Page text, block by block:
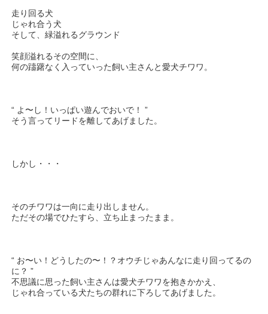
走り回る犬
じゃれ合う犬
そして、緑溢れるグラウンド
笑顔溢れるその空間に、
何の躊躇なく入っていった飼い主さんと愛犬チワワ。
“ よ〜し！いっぱい遊んでおいで！ ”
そう言ってリードを離してあげました。
しかし・・・
そのチワワは一向に走り出しません。
ただその場でひたすら、立ち止まったまま。
“ お〜い！どうしたの〜！？オウチじゃあんなに走り回ってるの
に？ ”
不思議に思った飼い主さんは愛犬チワワを抱きかかえ、
じゃれ合っている犬たちの群れに下ろしてあげました。